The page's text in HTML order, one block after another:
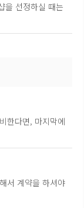
을 선정하실 때는
한다면, 마지막에
서 계약을 하셔야